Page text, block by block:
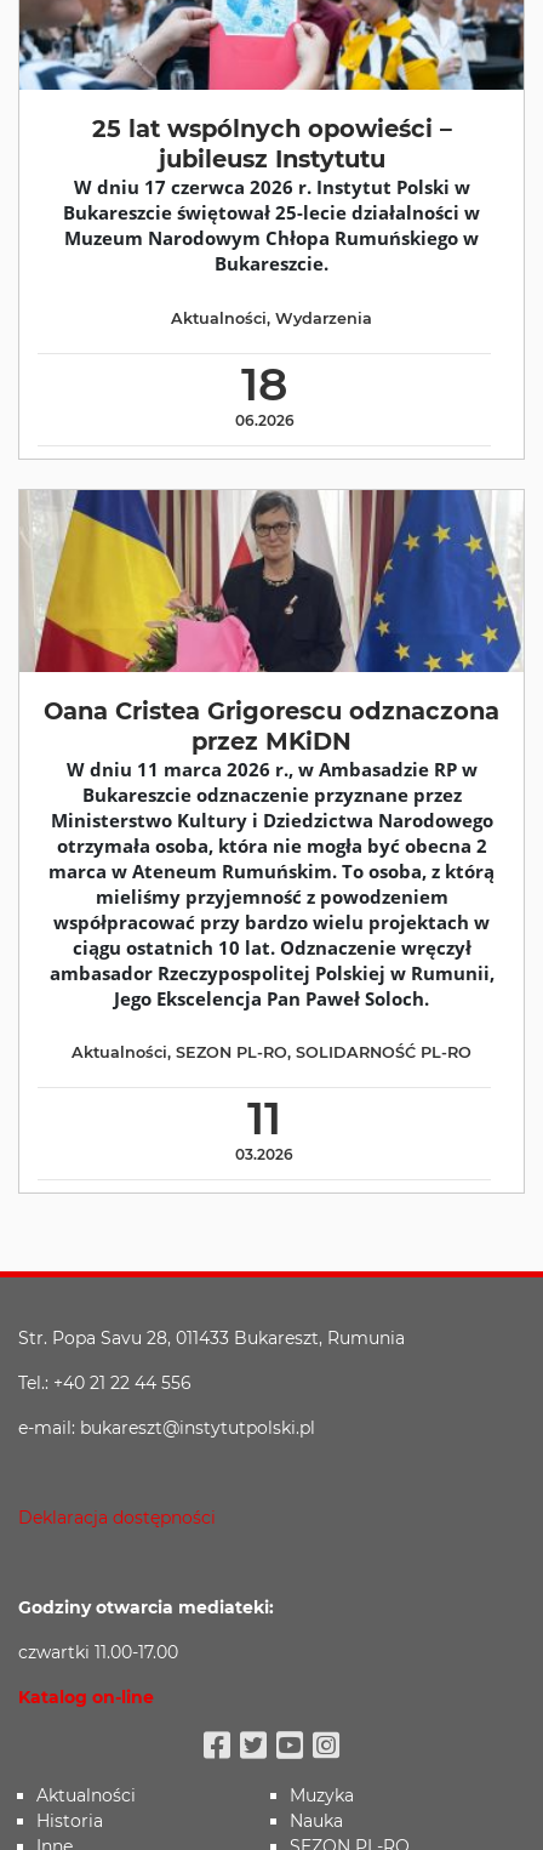
25 lat wspólnych opowieści –
jubileusz Instytutu
W dniu 17 czerwca 2026 r. Instytut Polski w
Bukareszcie świętował 25-lecie działalności w
Muzeum Narodowym Chłopa Rumuńskiego w
Bukareszcie.
18
06.2026
Aktualności, Wydarzenia
Oana Cristea Grigorescu odznaczona
przez MKiDN
W dniu 11 marca 2026 r., w Ambasadzie RP w
Bukareszcie odznaczenie przyznane przez
Ministerstwo Kultury i Dziedzictwa Narodowego
otrzymała osoba, która nie mogła być obecna 2
marca w Ateneum Rumuńskim. To osoba, z którą
mieliśmy przyjemność z powodzeniem
współpracować przy bardzo wielu projektach w
ciągu ostatnich 10 lat. Odznaczenie wręczył
ambasador Rzeczypospolitej Polskiej w Rumunii,
Jego Ekscelencja Pan Paweł Soloch.
11
03.2026
Aktualności, SEZON PL-RO, SOLIDARNOŚĆ PL-RO
Str. Popa Savu 28, 011433 Bukareszt, Rumunia
Tel.: +40 21 22 44 556
e-mail: bukareszt@instytutpolski.pl
Deklaracja dostępności
Godziny otwarcia mediateki:
czwartki 11.00-17.00
Katalog on-line
Facebook
Twitter
Youtube
Instagram
Aktualności
Historia
Muzyka
Nauka